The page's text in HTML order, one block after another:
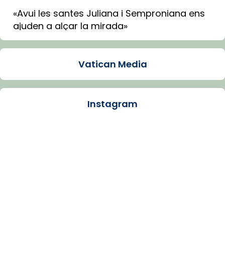
«Avui les santes Juliana i Semproniana ens
ajuden a alçar la mirada»
Mons. Sergi Gordo, bisbe de Tortosa, ha
Santes de Mataró.
🔗tinyurl.com/cvu5jmbk
Vatican Media
Instagram